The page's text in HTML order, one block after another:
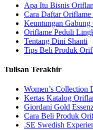
Apa Itu Bisnis
Cara Daftar Oriflame
Keuntungan Gabung
Oriflame Peduli
Tentang Dini Shanti
Tips Beli Produk
Tulisan Terakhir
Women’s Collection
Kertas Katalog
Giordani Gold
Cara Beli Produk
.SE Swedish